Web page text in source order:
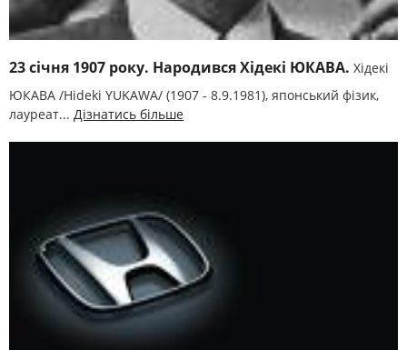
23 січня 1907 року. Народився Хідекі ЮКАВА. Хідекі
ЮКАВА /Hideki YUKAWA/ (1907 - 8.9.1981), японський фізик,
лауреат... Дізнатись більше